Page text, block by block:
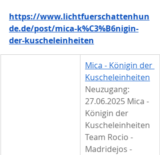
https://www.lichtfuerschattenhun
de.de/post/mica-k%C3%B6nigin-
der-kuscheleinheiten
Mica - Königin der
Kuscheleinheiten
Neuzugang:
27.06.2025 Mica -
Königin der
Kuscheleinheiten
Team Rocio -
Madridejos -